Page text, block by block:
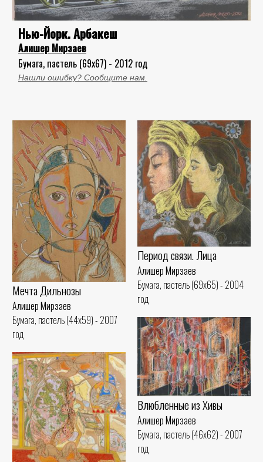
Нью-Йорк. Арбакеш
Алишер Мирзаев
Бумага, пастель (69x67) - 2012 год
Нашли ошибку? Сообщите нам.
Мечта Дильнозы
Алишер Мирзаев
Бумага, пастель (44x59) - 2007
год
Период связи. Лица
Алишер Мирзаев
Бумага, пастель (69x65) - 2004
год
Влюбленные из Хивы
Алишер Мирзаев
Бумага, пастель (46x62) - 2007
год